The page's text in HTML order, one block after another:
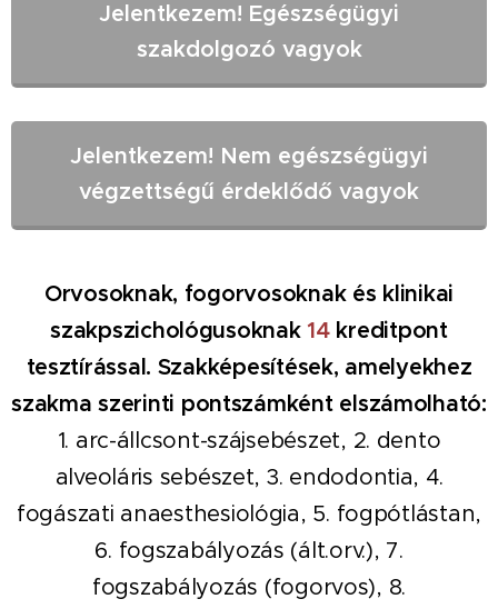
Jelentkezem! Egészségügyi
szakdolgozó vagyok
Jelentkezem! Nem egészségügyi
végzettségű érdeklődő vagyok
Orvosoknak, fogorvosoknak és klinikai
szakpszichológusoknak14 kreditpont
tesztírással. Szakképesítések, amelyekhez
szakma szerinti pontszámként elszámolható:
1. arc-állcsont-szájsebészet, 2. dento
alveoláris sebészet, 3. endodontia, 4.
fogászati anaesthesiológia, 5. fogpótlástan,
6. fogszabályozás (ált.orv.), 7.
fogszabályozás (fogorvos), 8.